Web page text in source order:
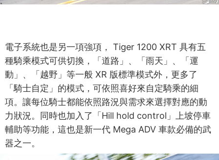
電子系統也是另一項強項， Tiger 1200 XRT 具有五
種騎乘模式可供切換，「道路」、「雨天」、「運
動」、「越野」等一般 XR 版標準模式外，更多了
「騎士自定」的模式，可依照喜好來自定騎乘的細
項。讓每位騎士都能依照路況與需求來選擇對應的動
力狀況。同時也加入了「Hill hold control」上坡停車
輔助等功能，這也是新一代 Mega ADV 車款必備的武
器之一。